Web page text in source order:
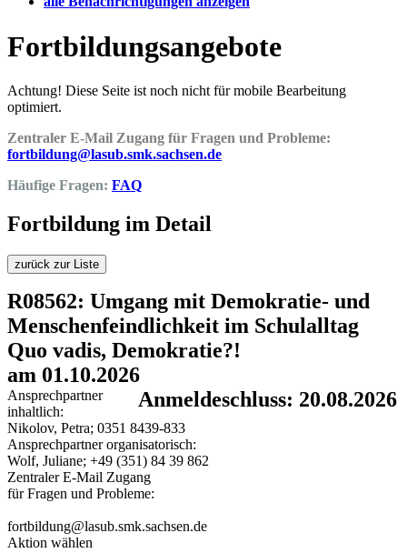
Fortbildungsangebote
Achtung! Diese Seite ist noch nicht für mobile Bearbeitung
optimiert.
Zentraler E-Mail Zugang für Fragen und Probleme:
fortbildung@lasub.smk.sachsen.de
Häufige Fragen: FAQ
Fortbildung im Detail
zurück zur Liste
R08562: Umgang mit Demokratie- und
Menschenfeindlichkeit im Schulalltag
Quo vadis, Demokratie?!
am 01.10.2026
Anmeldeschluss: 20.08.2026
Ansprechpartner
inhaltlich:
Nikolov, Petra; 0351 8439-833
Ansprechpartner organisatorisch:
Wolf, Juliane; +49 (351) 84 39 862
Zentraler E-Mail Zugang
für Fragen und Probleme:
fortbildung@lasub.smk.sachsen.de
Aktion wählen